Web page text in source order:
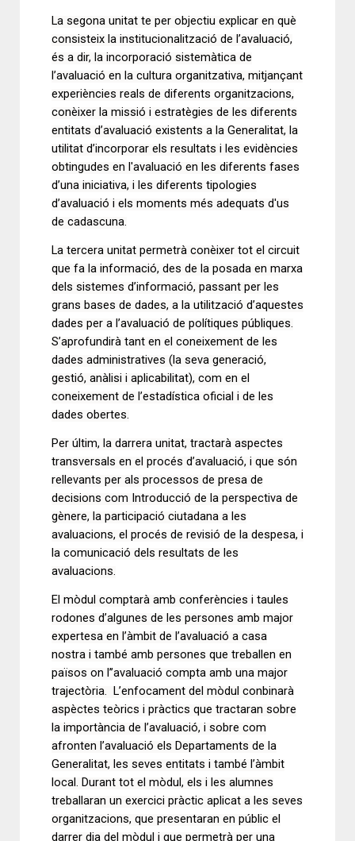
La segona unitat te per objectiu explicar en què
consisteix la institucionalització de l’avaluació,
és a dir, la incorporació sistemàtica de
l’avaluació en la cultura organitzativa, mitjançant
experiències reals de diferents organitzacions,
conèixer la missió i estratègies de les diferents
entitats d’avaluació existents a la Generalitat, la
utilitat d’incorporar els resultats i les evidències
obtingudes en l'avaluació en les diferents fases
d’una iniciativa, i les diferents tipologies
d’avaluació i els moments més adequats d'us
de cadascuna.
La tercera unitat permetrà conèixer tot el circuit
que fa la informació, des de la posada en marxa
dels sistemes d’informació, passant per les
grans bases de dades, a la utilització d’aquestes
dades per a l’avaluació de polítiques públiques.
S’aprofundirà tant en el coneixement de les
dades administratives (la seva generació,
gestió, anàlisi i aplicabilitat), com en el
coneixement de l’estadística oficial i de les
dades obertes.
Per últim, la darrera unitat, tractarà aspectes
transversals en el procés d’avaluació, i que són
rellevants per als processos de presa de
decisions com Introducció de la perspectiva de
gènere, la participació ciutadana a les
avaluacions, el procés de revisió de la despesa, i
la comunicació dels resultats de les
avaluacions.
El mòdul comptarà amb conferències i taules
rodones d’algunes de les persones amb major
expertesa en l’àmbit de l’avaluació a casa
nostra i també amb persones que treballen en
països on l’’avaluació compta amb una major
trajectòria. L’enfocament del mòdul conbinarà
aspèctes teòrics i pràctics que tractaran sobre
la importància de l’avaluació, i sobre com
afronten l’avaluació els Departaments de la
Generalitat, les seves entitats i també l’àmbit
local. Durant tot el mòdul, els i les alumnes
treballaran un exercici pràctic aplicat a les seves
organitzacions, que presentaran en públic el
darrer dia del mòdul i que permetrà per una